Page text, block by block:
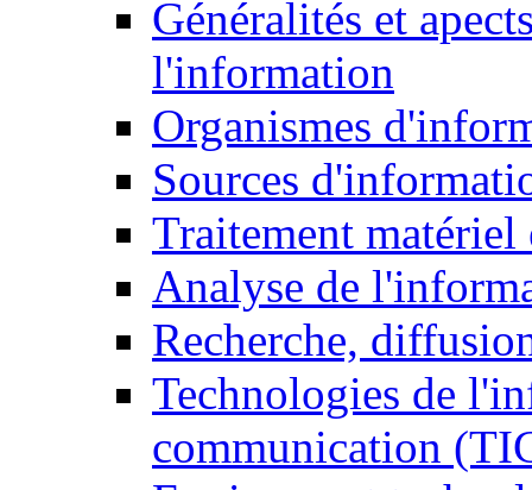
Généralités et
l'information
Organismes
Sources
Traitement matériel
Analyse de
Recherche,
Technologies de
communication